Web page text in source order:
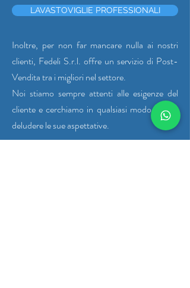
LAVASTOVIGLIE PROFESSIONALI
Inoltre, per non far mancare nulla ai nostri
clienti, Fedeli S.r.l. offre un servizio di Post-
Vendita tra i migliori nel settore.
Noi stiamo sempre attenti alle esigenze del
cliente e cerchiamo in qualsiasi modo di non
deludere le sue aspettative.